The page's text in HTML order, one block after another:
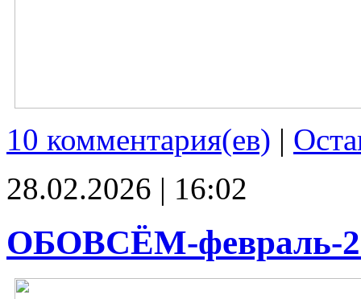
10 комментария(ев) |
28.02.2026 | 16:02
ОБОВСЁМ-февраль-